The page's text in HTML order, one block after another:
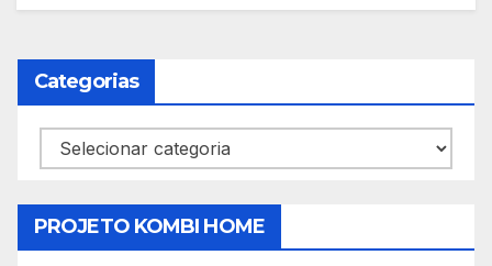
Categorias
Categorias
PROJETO KOMBI HOME